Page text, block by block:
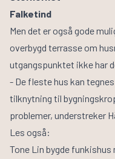
Falketind
Men det er også gode
overbygd terrasse om
utgangspunktet ikke har
- De fleste hus kan
tilknytning til
problemer, understreker
Les også:
Tone Lin bygde funkishus